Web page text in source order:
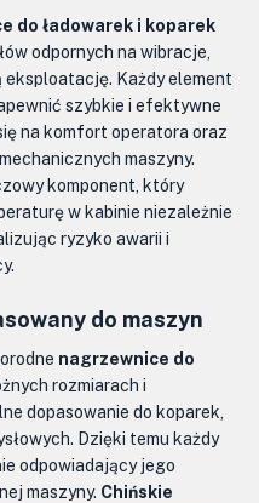
do ładowarek i koparek
odpornych na wibracje,
Każdy element
szybkie i efektywne
na komfort operatora oraz
maszyny.
komponent, który
w kabinie niezależnie
ryzyko awarii i
do maszyn
nagrzewnice do
rozmiarach i
dopasowanie do koparek,
Dzięki temu każdy
odpowiadający jego
maszyny. Chińskie